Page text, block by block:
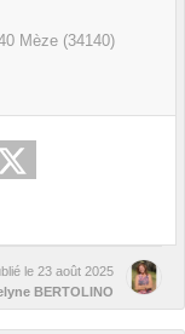
Mèze (34140)
le 23 août 2025
BERTOLINO